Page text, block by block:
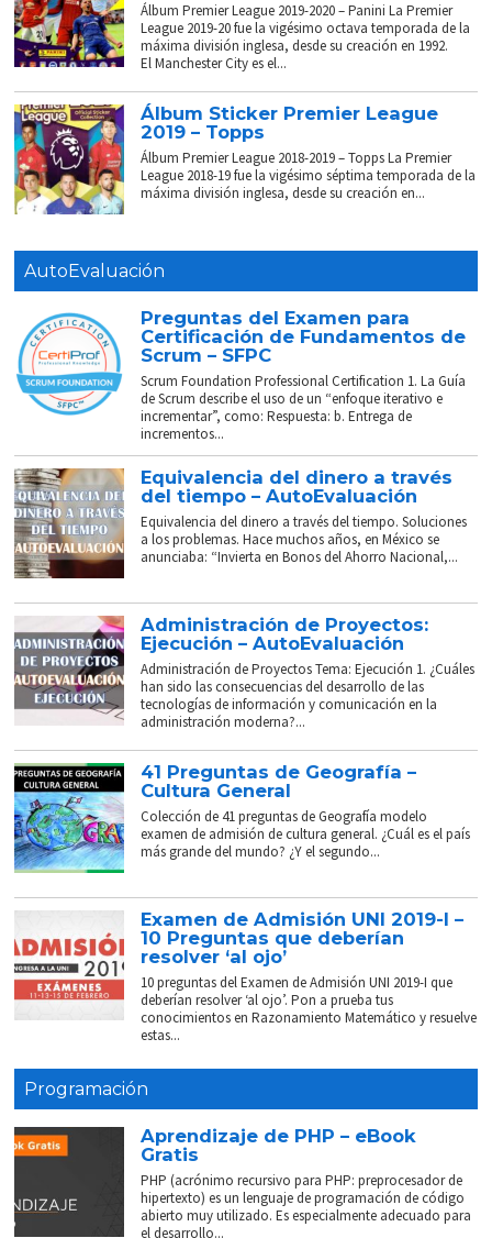
Álbum Premier League 2019-2020 – Panini La Premier
League 2019-20 fue la vigésimo octava temporada de la
máxima división inglesa, desde su creación en 1992.
El Manchester City es el...
Álbum Sticker Premier League
2019 – Topps
Álbum Premier League 2018-2019 – Topps La Premier
League 2018-19 fue la vigésimo séptima temporada de la
máxima división inglesa, desde su creación en...
AutoEvaluación
Preguntas del Examen para
Certificación de Fundamentos de
Scrum – SFPC
Scrum Foundation Professional Certification 1. La Guía
de Scrum describe el uso de un “enfoque iterativo e
incrementar”, como: Respuesta: b. Entrega de
incrementos...
Equivalencia del dinero a través
del tiempo – AutoEvaluación
Equivalencia del dinero a través del tiempo. Soluciones
a los problemas. Hace muchos años, en México se
anunciaba: “Invierta en Bonos del Ahorro Nacional,...
Administración de Proyectos:
Ejecución – AutoEvaluación
Administración de Proyectos Tema: Ejecución 1. ¿Cuáles
han sido las consecuencias del desarrollo de las
tecnologías de información y comunicación en la
administración moderna?...
41 Preguntas de Geografía –
Cultura General
Colección de 41 preguntas de Geografía modelo
examen de admisión de cultura general. ¿Cuál es el país
más grande del mundo? ¿Y el segundo...
Examen de Admisión UNI 2019-I –
10 Preguntas que deberían
resolver ‘al ojo’
10 preguntas del Examen de Admisión UNI 2019-I que
deberían resolver ‘al ojo’. Pon a prueba tus
conocimientos en Razonamiento Matemático y resuelve
estas...
Programación
Aprendizaje de PHP – eBook
Gratis
PHP (acrónimo recursivo para PHP: preprocesador de
hipertexto) es un lenguaje de programación de código
abierto muy utilizado. Es especialmente adecuado para
el desarrollo...